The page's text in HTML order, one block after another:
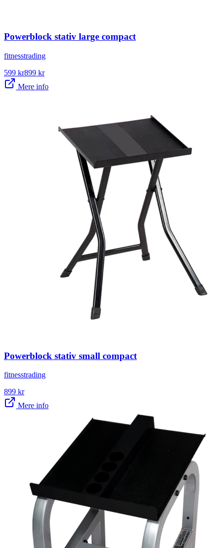
Powerblock stativ large compact
fitnesstrading
599 kr899 kr
Mere info
Powerblock stativ small compact
fitnesstrading
899 kr
Mere info